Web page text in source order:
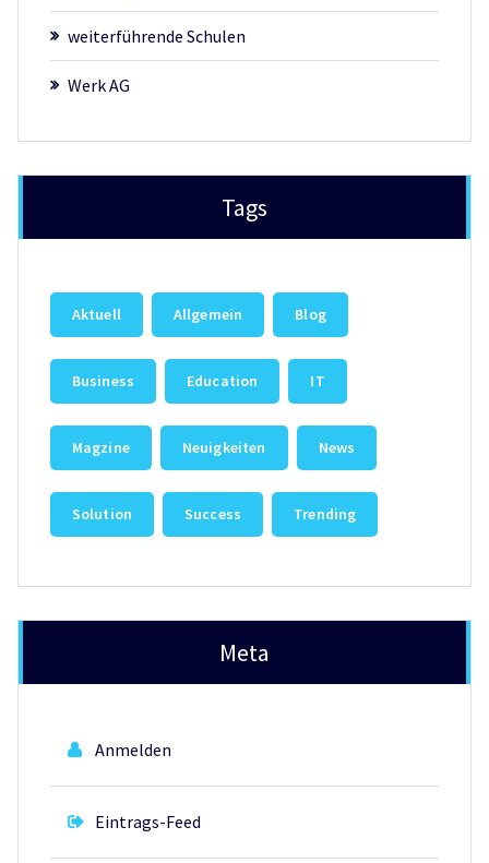
weiterführende Schulen
Werk AG
Tags
Aktuell Allgemein Blog
Business Education IT
Magzine Neuigkeiten News
Solution Success Trending
Meta
Anmelden
Eintrags-Feed